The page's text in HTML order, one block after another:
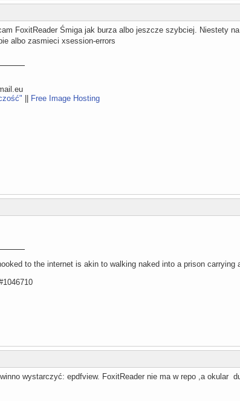
FoxitReader Śmiga jak burza albo jeszcze szybciej. Niestety
albo zasmieci xsession-errors
Free Image Hosting
to the internet is akin to walking naked into a prison carrying
wystarczyć: epdfview. FoxitReader nie ma w repo ,a